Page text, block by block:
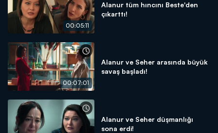
00:05:11
Alanur tüm hıncını Beste'den
çıkarttı!
00:07:01
Alanur ve Seher arasında büyük
savaş başladı!
Alanur ve Seher düşmanlığı
sona erdi!